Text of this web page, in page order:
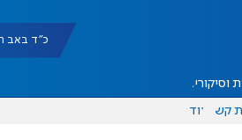
כ"ד באב תשפ"ו
וסיקורים
קשר עוד